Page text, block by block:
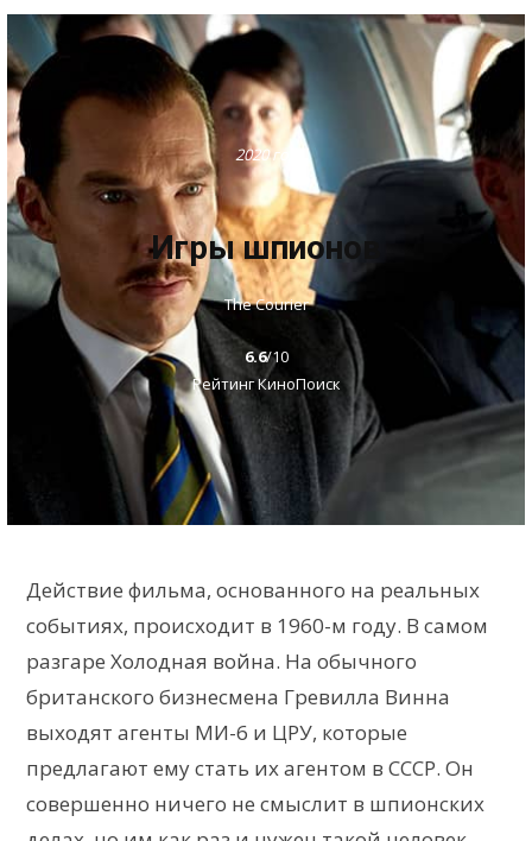
2020 год
Игры шпионов
The Courier
6.6/10
Рейтинг КиноПоиск
Действие фильма, основанного на реальных
событиях, происходит в 1960-м году. В самом
разгаре Холодная война. На обычного
британского бизнесмена Гревилла Винна
выходят агенты МИ-6 и ЦРУ, которые
предлагают ему стать их агентом в СССР. Он
совершенно ничего не смыслит в шпионских